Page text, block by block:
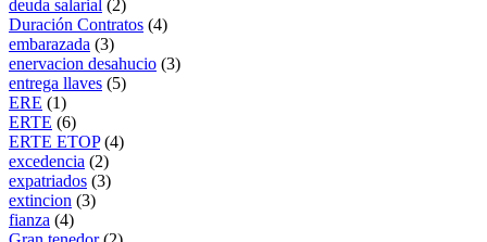
deuda salarial (2)
Duración Contratos (4)
embarazada (3)
enervacion desahucio (3)
entrega llaves (5)
ERE (1)
ERTE (6)
ERTE ETOP(4)
excedencia (2)
expatriados (3)
extincion (3)
fianza (4)